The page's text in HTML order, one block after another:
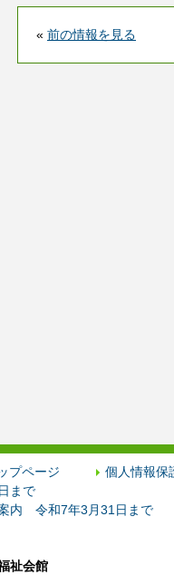
« 前の情報を見る
プページ
個人情報保
まで
内 令和7年3月31日まで
祉会館